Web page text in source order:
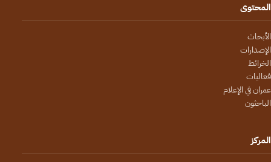
المحتوى
الأبحاث
الإصدارات
الخرائط
فعاليات
عمران في الإعلام
الباحثون
المركز